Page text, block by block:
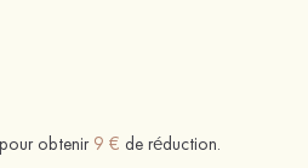
obtenir 9 € de réduction.